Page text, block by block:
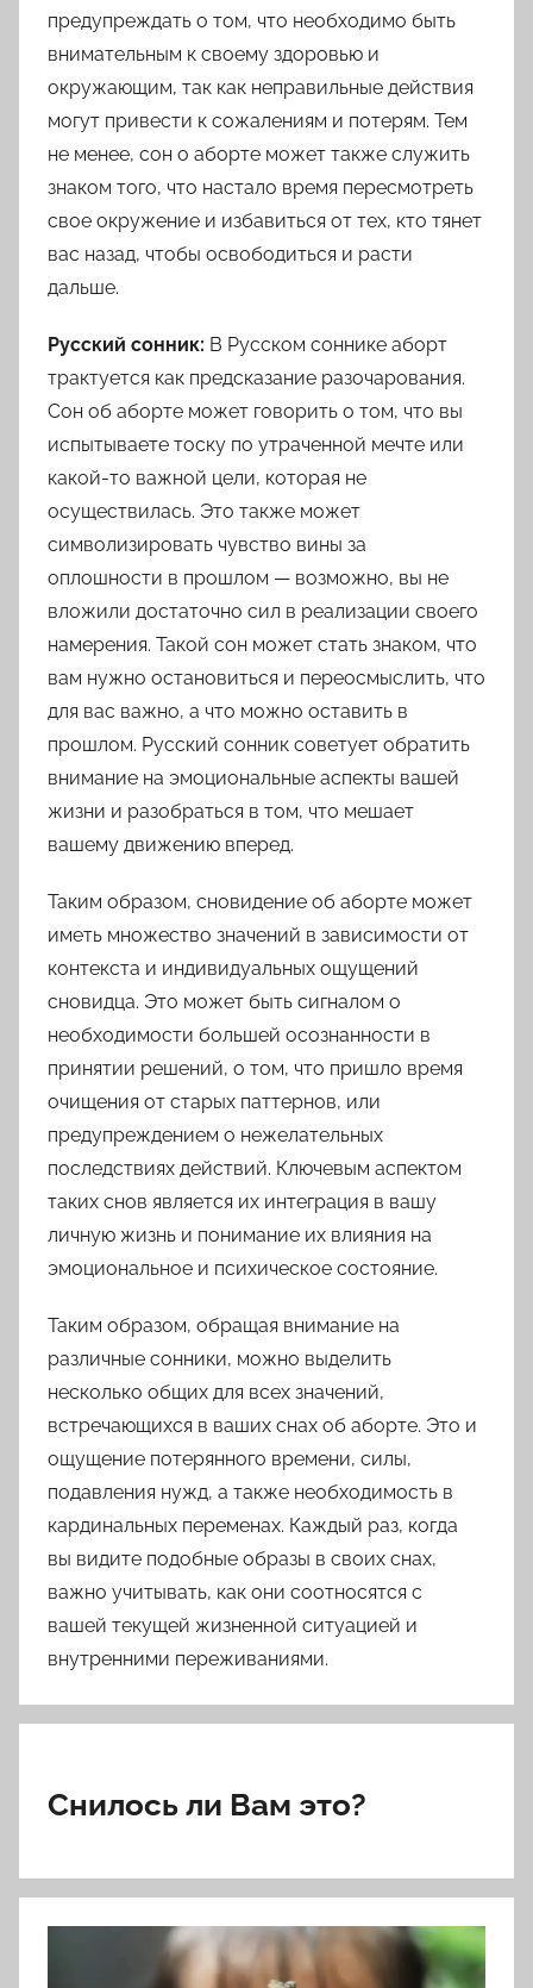
предупреждать о том, что необходимо быть
внимательным к своему здоровью и
окружающим, так как неправильные действия
могут привести к сожалениям и потерям. Тем
не менее, сон о аборте может также служить
знаком того, что настало время пересмотреть
свое окружение и избавиться от тех, кто тянет
вас назад, чтобы освободиться и расти
дальше.
Русский сонник: В Русском соннике аборт
трактуется как предсказание разочарования.
Сон об аборте может говорить о том, что вы
испытываете тоску по утраченной мечте или
какой-то важной цели, которая не
осуществилась. Это также может
символизировать чувство вины за
оплошности в прошлом — возможно, вы не
вложили достаточно сил в реализации своего
намерения. Такой сон может стать знаком, что
вам нужно остановиться и переосмыслить, что
для вас важно, а что можно оставить в
прошлом. Русский сонник советует обратить
внимание на эмоциональные аспекты вашей
жизни и разобраться в том, что мешает
вашему движению вперед.
Таким образом, сновидение об аборте может
иметь множество значений в зависимости от
контекста и индивидуальных ощущений
сновидца. Это может быть сигналом о
необходимости большей осознанности в
принятии решений, о том, что пришло время
очищения от старых паттернов, или
предупреждением о нежелательных
последствиях действий. Ключевым аспектом
таких снов является их интеграция в вашу
личную жизнь и понимание их влияния на
эмоциональное и психическое состояние.
Таким образом, обращая внимание на
различные сонники, можно выделить
несколько общих для всех значений,
встречающихся в ваших снах об аборте. Это и
ощущение потерянного времени, силы,
подавления нужд, а также необходимость в
кардинальных переменах. Каждый раз, когда
вы видите подобные образы в своих снах,
важно учитывать, как они соотносятся с
вашей текущей жизненной ситуацией и
внутренними переживаниями.
Снилось ли Вам это?